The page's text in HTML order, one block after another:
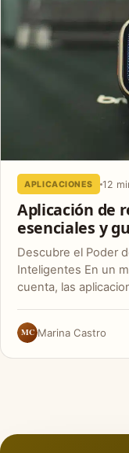
APLICACIONES 12
Aplicación de
esenciales y
Descubre el Poder
Inteligentes En un
cuenta, las
MC Marina Castro